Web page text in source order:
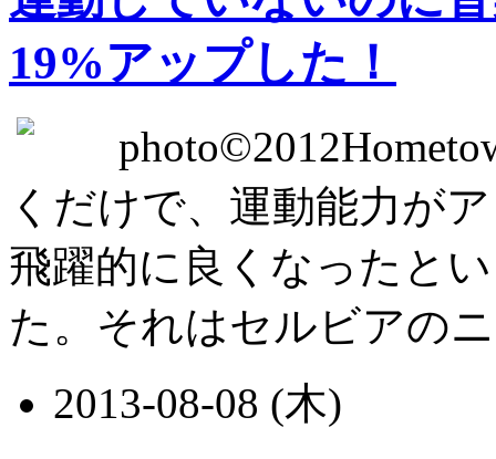
19%アップした！
くだけで、運動能力が
飛躍的に良くなったと
た。それはセルビアの
2013-08-08 (木)